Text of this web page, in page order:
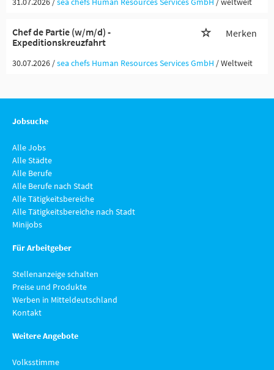
Chef de Partie (w/m/d) -
Expeditionskreuzfahrt
Merken
30.07.2026 /sea chefs Human Resources Services GmbH / Weltweit
Jobsuche
Alle Jobs
Alle Städte
Alle Berufe
Alle Berufe nach Stadt
Alle Tätigkeitsbereiche
Alle Tätigkeitsbereiche nach Stadt
Minijobs
Für Arbeitgeber
Stellenanzeige schalten
Preise und Produkte
Werben in Mitteldeutschland
Kontakt
Weitere Angebote
Volksstimme